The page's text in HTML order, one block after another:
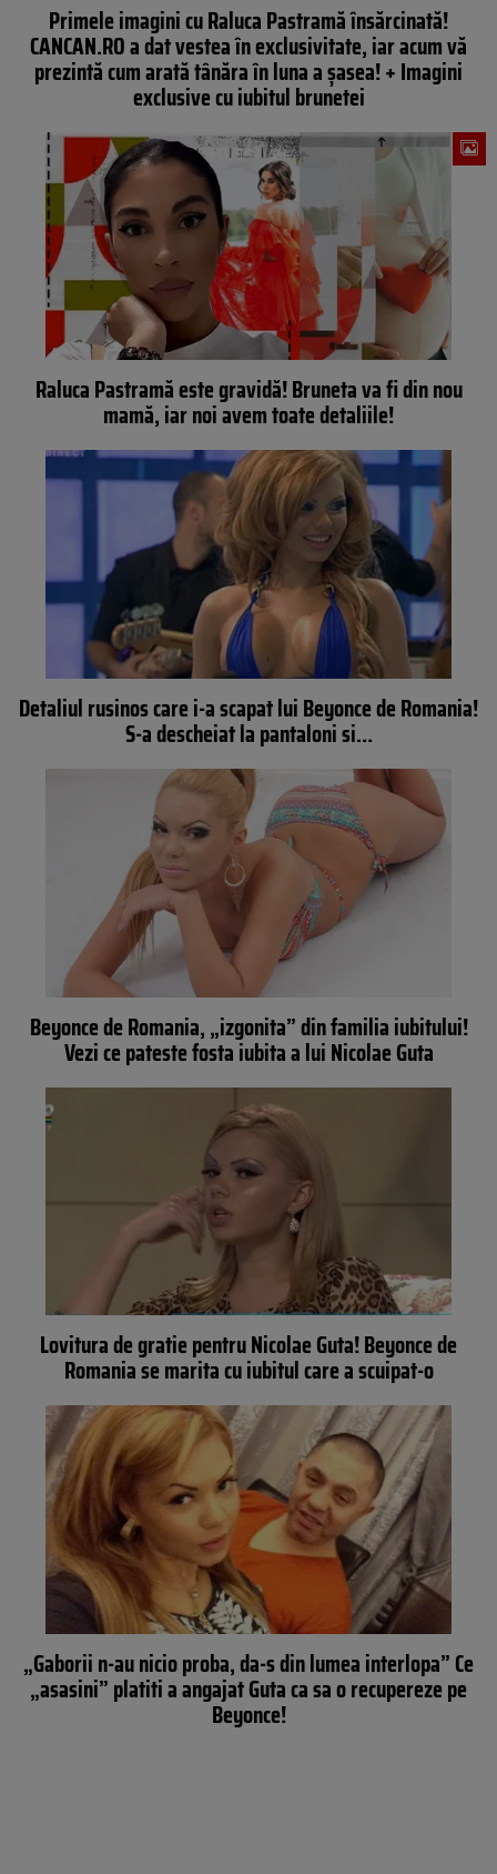
Primele imagini cu Raluca Pastramă însărcinată!
CANCAN.RO a dat vestea în exclusivitate, iar acum vă
prezintă cum arată tânăra în luna a șasea! + Imagini
exclusive cu iubitul brunetei
Raluca Pastramă este gravidă! Bruneta va fi din nou
mamă, iar noi avem toate detaliile!
Detaliul rusinos care i-a scapat lui Beyonce de Romania!
S-a descheiat la pantaloni si…
Beyonce de Romania, „izgonita” din familia iubitului!
Vezi ce pateste fosta iubita a lui Nicolae Guta
Lovitura de gratie pentru Nicolae Guta! Beyonce de
Romania se marita cu iubitul care a scuipat-o
„Gaborii n-au nicio proba, da-s din lumea interlopa” Ce
„asasini” platiti a angajat Guta ca sa o recupereze pe
Beyonce!